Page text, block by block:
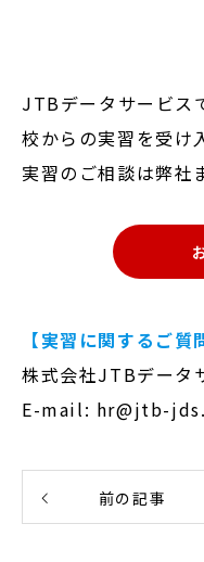
JTBデータサービス
校からの実習を受け
実習のご相談は弊社
【実習に関するご質
株式会社JTBデータ
E-mail: hr@jtb-
前の記事